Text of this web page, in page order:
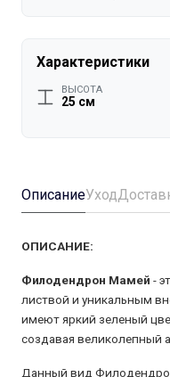
Характеристики
ВЫСОТА
25 см
ОписаниеУход
ОПИСАНИЕ:
Филодендрон Мамей -
листвой и уникальным
имеют яркий зеленый
создавая великолепный
Данный вид